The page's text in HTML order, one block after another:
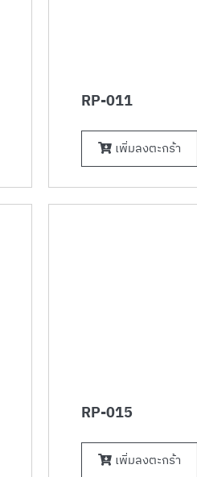
RP-011
เพิ่มลงตะกร้า
RP-015
เพิ่มลงตะกร้า